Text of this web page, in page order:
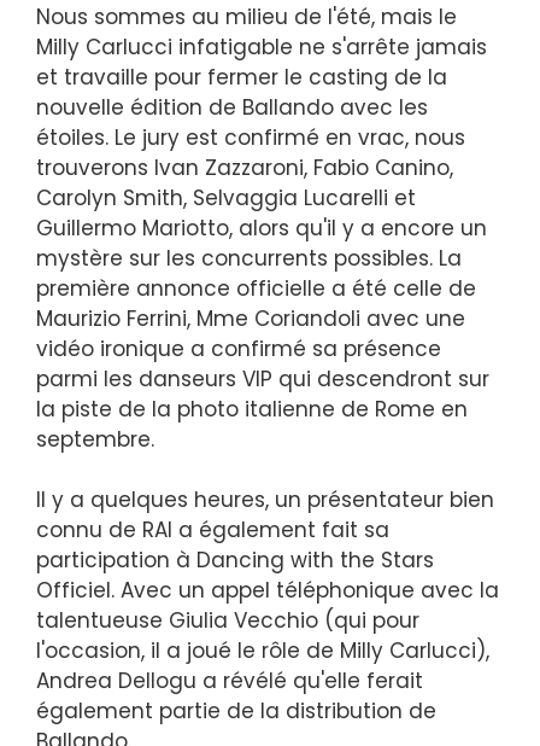
Nous sommes au milieu de l'été, mais le
Milly Carlucci infatigable ne s'arrête jamais
et travaille pour fermer le casting de la
nouvelle édition de Ballando avec les
étoiles. Le jury est confirmé en vrac, nous
trouverons Ivan Zazzaroni, Fabio Canino,
Carolyn Smith, Selvaggia Lucarelli et
Guillermo Mariotto, alors qu'il y a encore un
mystère sur les concurrents possibles. La
première annonce officielle a été celle de
Maurizio Ferrini, Mme Coriandoli avec une
vidéo ironique a confirmé sa présence
parmi les danseurs VIP qui descendront sur
la piste de la photo italienne de Rome en
septembre.
Il y a quelques heures, un présentateur bien
connu de RAI a également fait sa
participation à Dancing with the Stars
Officiel. Avec un appel téléphonique avec la
talentueuse Giulia Vecchio (qui pour
l'occasion, il a joué le rôle de Milly Carlucci),
Andrea Dellogu a révélé qu'elle ferait
également partie de la distribution de